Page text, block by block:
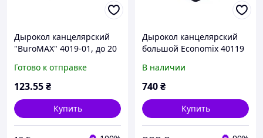
Дырокол канцелярский
"BuroMAX" 4019-01, до 20
Готово к отправке
123.55₴
Купить
Дырокол канцелярский
большой Economix 40119
металлический
В наличии
740₴
Купить